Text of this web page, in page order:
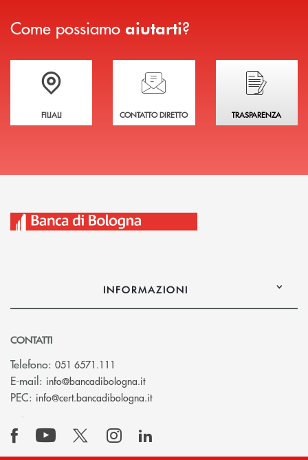
Come possiamo aiutarti?
Trova la filiale più vicina a te
FILIALI
Hai bisogno di assistenza immediata?
CONTATTO DIRETTO
Hai bisogno di
TRASPARENZA
INFORMAZIONI
CONTATTI
Telefono: 051 6571.111
E-mail: info@bancadibologna.it(si apre l’app di posta elettronica)
PEC: info@cert.bancadibologna.it(si apre l’app di posta